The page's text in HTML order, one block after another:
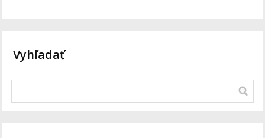
Vyhľadať